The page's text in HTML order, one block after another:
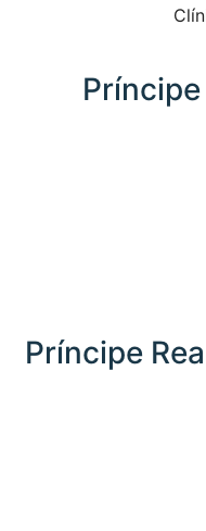
مواقف السيارات في Príncipe